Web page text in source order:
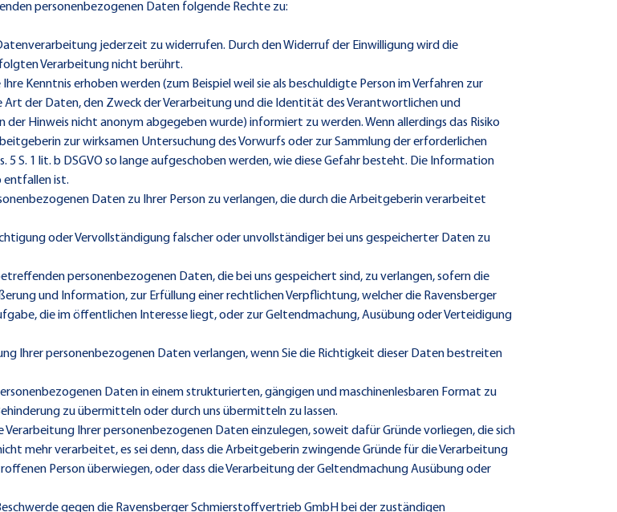
personenbezogenen Daten folgende Rechte zu:
jederzeit zu widerrufen. Durch den Widerruf der Einwilligung wird die
Verarbeitung nicht berührt.
Kenntnis erhoben werden (zum Beispiel weil sie als beschuldigte Person im Verfahren zur
Art der Daten, den Zweck der Verarbeitung und die Identität des Verantwortlichen und
Hinweis nicht anonym abgegeben wurde) informiert zu werden. Wenn allerdings das Risiko
zur wirksamen Untersuchung des Vorwurfs oder zur Sammlung der erforderlichen
S. 1 lit. b DSGVO so lange aufgeschoben werden, wie diese Gefahr besteht. Die Information
entfallen ist.
Daten zu Ihrer Person zu verlangen, die durch die Arbeitgeberin verarbeitet
oder Vervollständigung falscher oder unvollständiger bei uns gespeicherter Daten zu
personenbezogenen Daten, die bei uns gespeichert sind, zu verlangen, sofern die
und Information, zur Erfüllung einer rechtlichen Verpflichtung, welcher die Ravensberger
die im öffentlichen Interesse liegt, oder zur Geltendmachung, Ausübung oder Verteidigung
Ihrer personenbezogenen Daten verlangen, wenn Sie die Richtigkeit dieser Daten bestreiten
Daten in einem strukturierten, gängigen und maschinenlesbaren Format zu
zu übermitteln oder durch uns übermitteln zu lassen.
Verarbeitung Ihrer personenbezogenen Daten einzulegen, soweit dafür Gründe vorliegen, die sich
mehr verarbeitet, es sei denn, dass die Arbeitgeberin zwingende Gründe für die Verarbeitung
Person überwiegen, oder dass die Verarbeitung der Geltendmachung Ausübung oder
gegen die Ravensberger Schmierstoffvertrieb GmbH bei der zuständigen